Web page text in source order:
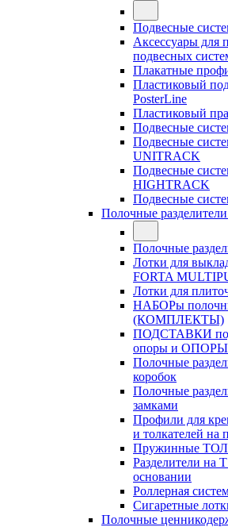
Подвесные
Аксессуары для
подвесных
Плакатные
Пластиковый
PosterLine
Пластиковый
Подвесные
Подвесные
UNITRACK
Подвесные
HIGHTRACK
Подвесные
Полочные разделители
Полочные
Лотки для
FORTA
Лотки для
НАБОРы
(КОМПЛЕКТЫ)
ПОДСТАВКИ
опоры и ОПОРЫ
Полочные
коробок
Полочные
замками
Профили для
и толкателей на
Пружинные
Разделители на
основании
Роллерная
Сигаретные
Полочные